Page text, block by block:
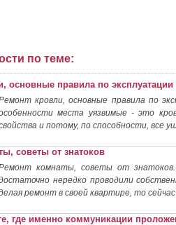
по теме:
основные правила по эксплуатации
кровли, основные правила по
места уязвимые - это
и потому, по способности, все
советы от знатоков
комнаты, советы от
нередко проводили
ремонт в своей квартире, то
где именно коммуникации